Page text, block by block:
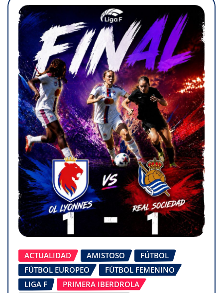
ACTUALIDAD AMISTOSO
FÚTBOL
FÚTBOL EUROPEO
FÚTBOL FEMENINO
LIGA F
PRIMERA IBERDROLA